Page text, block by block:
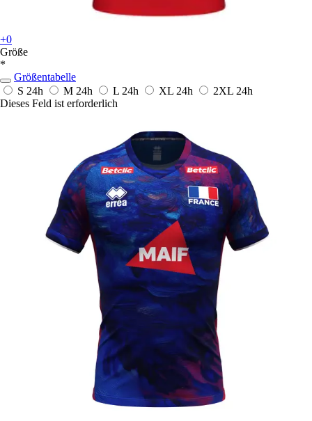
+0
Größe
*
Größentabelle
S 24h M 24h L 24h XL 24h 2XL 24h
Dieses Feld ist erforderlich